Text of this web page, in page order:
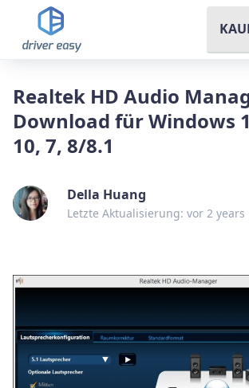
Realtek HD Audio
Download für Windows
10, 7, 8/8.1
Della Huang
Letzte Aktualisierung: vor 2 years